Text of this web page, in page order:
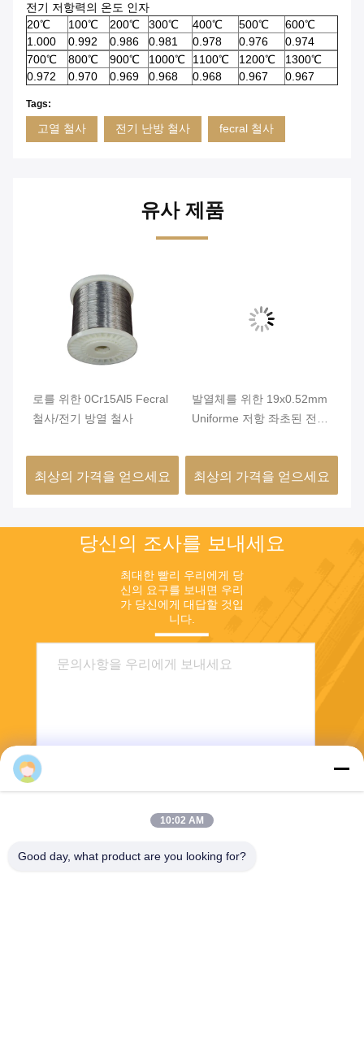
전기 저항력의 온도 인자
20℃
100℃ 200℃ 300℃ 400℃ 500℃
600℃
1.000
0.992 0.986 0.981 0.978 0.976
0.974
700℃
800℃ 900℃ 1000℃ 1100℃ 1200℃
1300℃
0.972
0.970 0.969 0.968 0.968 0.967 0.967
Tags:
고열 철사 전기 난방 철사 fecral 철사
유사 제품
로를 위한 0Cr15Al5 Fecral
철사/전기 방열 철사
최상의 가격을 얻으세요
발열체를 위한 19x0.52mm
Uniforme 저항 좌초된 전화
최상의 가격을 얻으세요
당신의 조사를 보내세요
최대한 빨리 우리에게 당
신의 요구를 보내면 우리
가 당신에게 대답할 것입
니다.
10:02 AM
Good day, what product are you looking for?